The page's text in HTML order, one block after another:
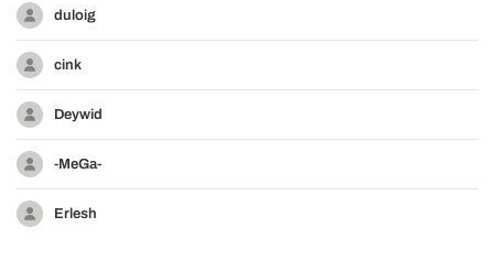
duloig
cink
Deywid
-MeGa-
Erlesh